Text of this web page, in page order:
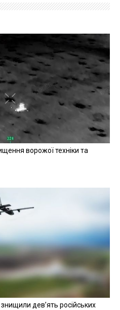
ворожої техніки та
девʼять російських